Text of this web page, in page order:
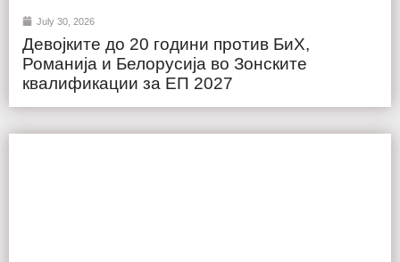
July 30, 2026
Девојките до 20 години против БиХ,
Романија и Белорусија во Зонските
квалификации за ЕП 2027